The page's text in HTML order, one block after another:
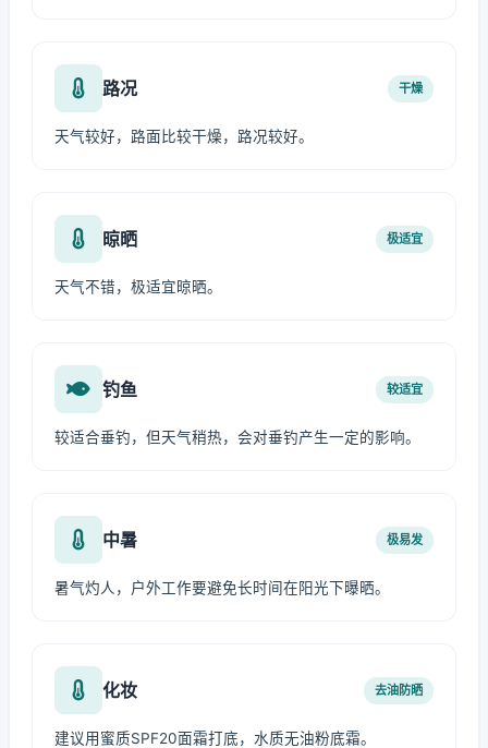
路况 干燥
天气较好，路面比较干燥，路况较好。
晾晒 极适宜
天气不错，极适宜晾晒。
钓鱼 较适宜
较适合垂钓，但天气稍热，会对垂钓产生一定的影响。
中暑 极易发
暑气灼人，户外工作要避免长时间在阳光下曝晒。
化妆 去油防晒
建议用蜜质SPF20面霜打底，水质无油粉底霜。